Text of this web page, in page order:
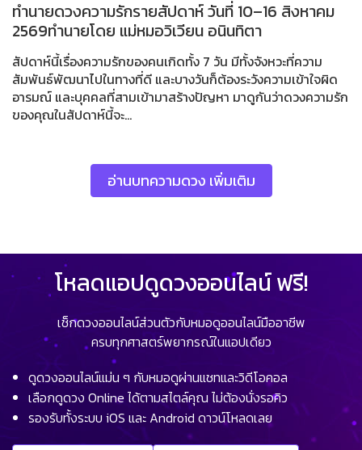
ทำนายดวงความรักรายสัปดาห์ วันที่ 10–16 สิงหาคม
2569ทำนายโดย แม่หมอวิเวียน อนินทิตา
สัปดาห์นี้เรื่องความรักของคนเกิดทั้ง 7 วัน มีทั้งจังหวะที่ความ
สัมพันธ์พัฒนาไปในทางที่ดี และบางวันก็ต้องระวังความเข้าใจผิด
อารมณ์ และบุคคลที่สามเข้ามาสร้างปัญหา มาดูกันว่าดวงความรัก
ของคุณในสัปดาห์นี้จะ...
อ่านบทความดวง เพิ่มเติม
โหลดแอปดูดวงออนไลน์ ฟรี!
เช็กดวงออนไลน์ส่วนตัวกับหมอดูออนไลน์มืออาชีพ
ครบทุกศาสตร์พยากรณ์ในแอปเดียว
ดูดวงออนไลน์แม่น ๆ กับหมอดูผ่านแชทและวิดีโอคอล
เลือกดูดวง Online ได้ตามสไตล์คุณ ไม่ต้องนั่งรอคิว
รองรับทั้งระบบ iOS และ Android ดาวน์โหลดเลย